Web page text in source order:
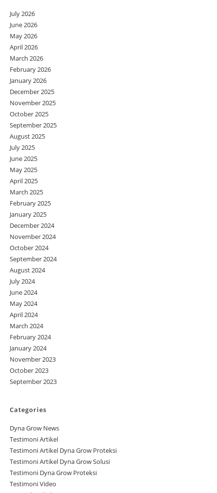
July 2026
June 2026
May 2026
April 2026
March 2026
February 2026
January 2026
December 2025
November 2025
October 2025
September 2025
August 2025
July 2025
June 2025
May 2025
April 2025
March 2025
February 2025
January 2025
December 2024
November 2024
October 2024
September 2024
August 2024
July 2024
June 2024
May 2024
April 2024
March 2024
February 2024
January 2024
November 2023
October 2023
September 2023
Categories
Dyna Grow News
Testimoni Artikel
Testimoni Artikel Dyna Grow Proteksi
Testimoni Artikel Dyna Grow Solusi
Testimoni Dyna Grow Proteksi
Testimoni Video